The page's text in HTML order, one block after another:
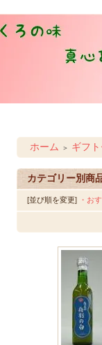
ホーム ＞ ギフ
カテゴリー別商
[並び順を変更] ・お